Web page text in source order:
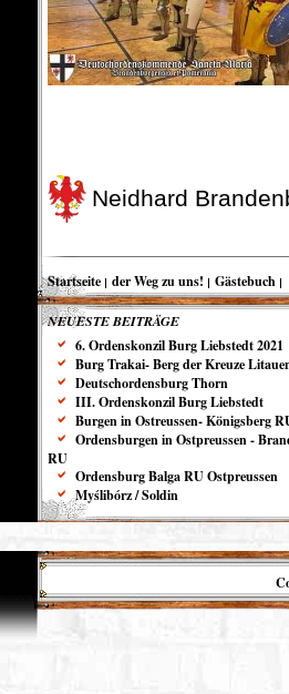
Neidhard
Startseite der Weg zu uns! Gästebuch
NEUESTE BEITRÄGE
6. Ordenskonzil Burg Liebstedt 2021
Burg Trakai- Berg der Kreuze
Deutschordensburg Thorn
III. Ordenskonzil Burg Liebstedt
Burgen in Ostreussen- Königsberg
Ordensburgen in Ostpreussen -
RU
Ordensburg Balga RU Ostpreussen
Myślibórz / Soldin